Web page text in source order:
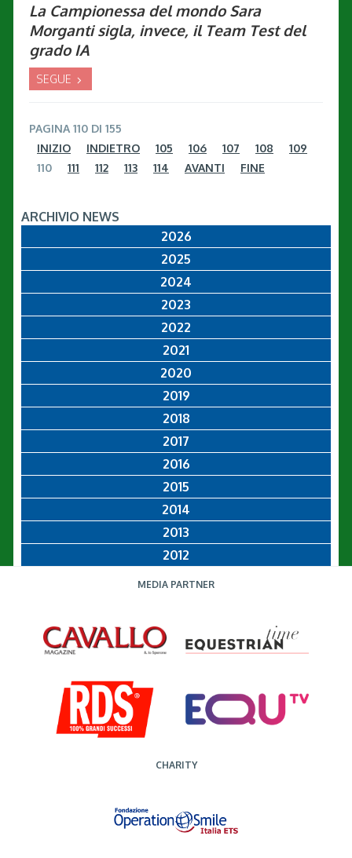
La Campionessa del mondo Sara
Morganti sigla, invece, il Team Test del
grado IA
SEGUE
PAGINA 110 DI 155
INIZIO
INDIETRO 105 106 107 108
109
110
111 112 113 114 AVANTI FINE
ARCHIVIO NEWS
2026
2025
2024
2023
2022
2021
2020
2019
2018
2017
2016
2015
2014
2013
2012
MEDIA PARTNER
CHARITY